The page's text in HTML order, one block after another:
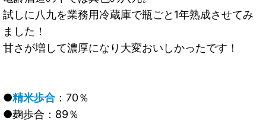
試しに八九を業務用冷蔵庫で瓶ごと1年熟成させてみ
ました！
甘さが増して濃厚になり大変おいしかったです！
●精米歩合 ：70％
●麹歩合：89％